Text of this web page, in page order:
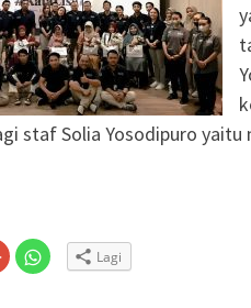
staf Solia Yosodipuro
Klik
untuk
berbagi
Klik
untuk Lagi